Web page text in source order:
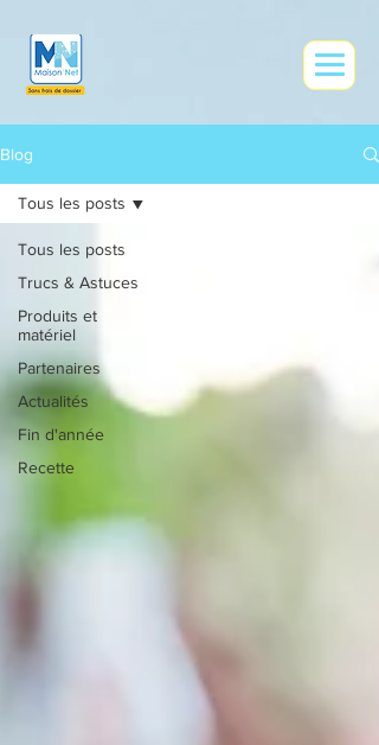
Blog
Tous les posts
Trucs & Astuces
Produits et
matériel
Partenaires
Actualités
Fin d'année
Recette
Tous les posts